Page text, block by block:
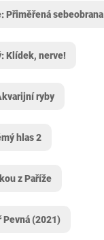
Přiměřená sebeobrana
Klídek, nerve!
ryby
hlas 2
z Paříže
Pevná (2021)